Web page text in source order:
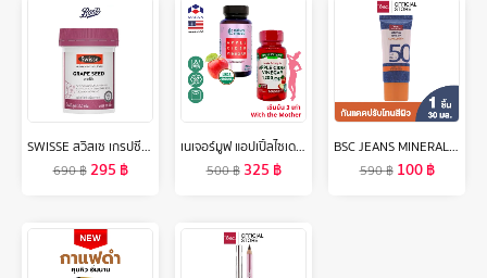
SWISSE สวิสเซ เกรปซีด สารสกัดจากเมล็ดองุ่น 60 เม็ด
690฿295 ฿
เนเจอร์มูฟ แอปเปิ้ลไซเดอร์ เวนิกา 1200 mg/s แคปซูล NATURE MOVE Apple Cider Vinegar ACV /กินกับ ซีแอลเอ การ์ซีเนีย ส้มแขก แอล-คาร์นิทีน ถั่วขาว
500฿ 325 ฿
BSC JEANS MINERAL TONE UP SUNSCREEN SPF50 PA+++ ครีมกันแดดเนื้อบางเบา ช่วยปกป้องผิวจากแสงแดดด้วย SPF50 ป้องกันทั้งรังสี UVA และ UVB พร้อมปรับโทนสีผิว
590฿ 100฿